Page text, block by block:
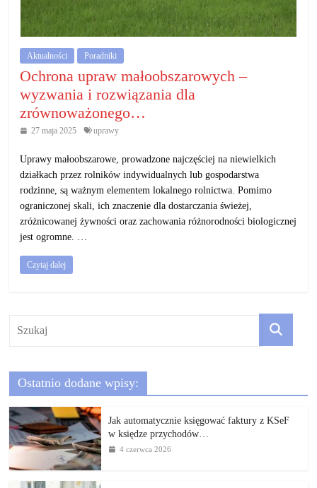
gospodarczą.
Porady
biznesowe
Aktualności Poradniki
Ochrona upraw małoobszarowych –
wyzwania i rozwiązania dla
zrównoważonego…
27 maja 2025 uprawy
Uprawy małoobszarowe, prowadzone najczęściej na niewielkich
działkach przez rolników indywidualnych lub gospodarstwa
rodzinne, są ważnym elementem lokalnego rolnictwa. Pomimo
ograniczonej skali, ich znaczenie dla dostarczania świeżej,
zróżnicowanej żywności oraz zachowania różnorodności biologicznej
jest ogromne. …
Czytaj dalej
Ostatnio dodane wpisy:
Jak automatycznie księgować faktury z KSeF
w księdze przychodów…
4 czerwca 2026